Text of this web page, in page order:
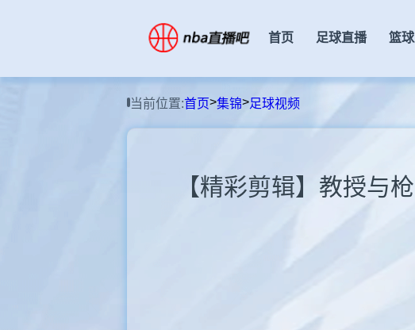
首页 足球直播 篮
当前位置:首页>集锦>足球视频
【精彩剪辑】教授与